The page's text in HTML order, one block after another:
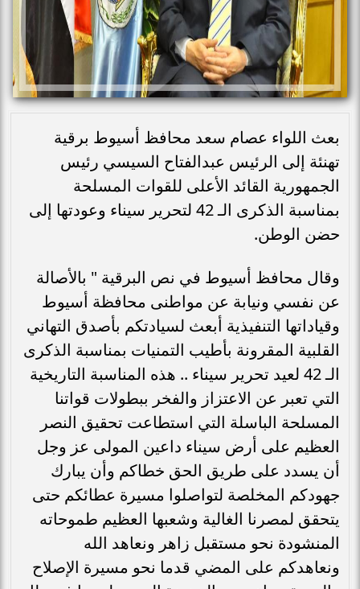
بعث اللواء عصام سعد محافظ أسيوط برقية
تهنئة إلى الرئيس عبدالفتاح السيسي رئيس
الجمهورية القائد الأعلى للقوات المسلحة
بمناسبة الذكرى الـ 42 لتحرير سيناء وعودتها إلى
حضن الوطن.
وقال محافظ أسيوط في نص البرقية " بالأصالة
عن نفسي ونيابة عن مواطنى محافظة أسيوط
وقياداتها التنفيذية أبعث لسيادتكم بأصدق التهاني
القلبية المقرونة بأطيب التمنيات بمناسبة الذكرى
الـ 42 لعيد تحرير سيناء .. هذه المناسبة التاريخية
التي تعبر عن الاعتزاز والفخر ببطولات قواتنا
المسلحة الباسلة التي استطاعت تحقيق النصر
العظيم على أرض سيناء داعين المولى عز وجل
أن يسدد على طريق الحق خطاكم وأن يبارك
جهودكم المخلصة لتواصلوا مسيرة عطائكم حتى
يتحقق لمصرنا الغالية وشعبها العظيم طموحاته
المنشودة نحو مستقبل زاهر ونعاهد الله
ونعاهدكم على المضي قدما نحو مسيرة الإصلاح